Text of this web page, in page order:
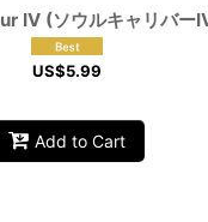
IV (ソウルキャリバー
US$5.99
Add to Cart